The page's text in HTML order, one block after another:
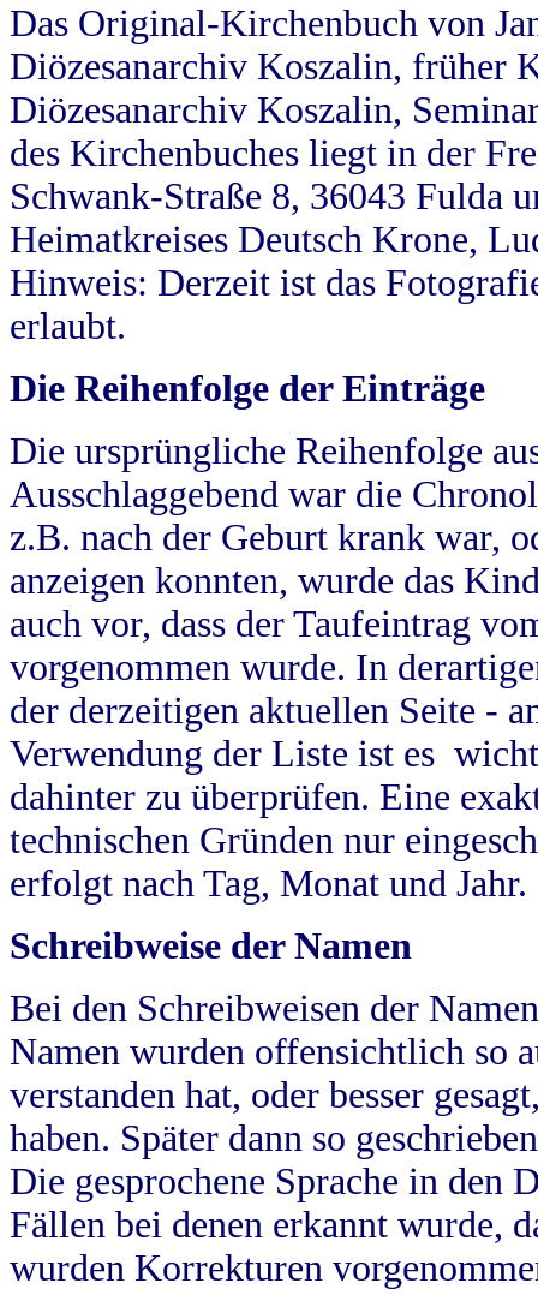
Das Original-Kirchenbuch von
Diözesanarchiv Koszalin, früher
Diözesanarchiv Koszalin,
des Kirchenbuches liegt in der
Schwank-Straße 8, 36043 Fulda
Heimatkreises Deutsch Krone,
Hinweis: Derzeit ist das
erlaubt.
Die Reihenfolge der Einträge
Die ursprüngliche Reihenfolge
Ausschlaggebend war die
z.B. nach der Geburt krank war,
anzeigen konnten, wurde das
auch vor, dass der Taufeintrag
vorgenommen wurde. In
der derzeitigen aktuellen Seite -
Verwendung der Liste ist es
dahinter zu überprüfen. Eine
technischen Gründen nur
erfolgt nach Tag, Monat und Jahr.
Schreibweise der Namen
Bei den Schreibweisen der
Namen wurden offensichtlich so
verstanden hat, oder besser
haben. Später dann so
Die gesprochene Sprache in
Fällen bei denen erkannt wurde,
wurden Korrekturen